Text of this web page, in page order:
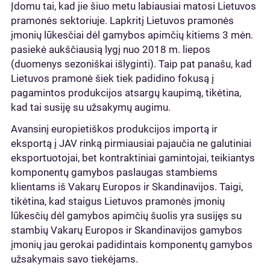
Įdomu tai, kad jie šiuo metu labiausiai matosi Lietuvos
pramonės sektoriuje. Lapkritį Lietuvos pramonės
įmonių lūkesčiai dėl gamybos apimčių kitiems 3 mėn.
pasiekė aukščiausią lygį nuo 2018 m. liepos
(duomenys sezoniškai išlyginti). Taip pat panašu, kad
Lietuvos pramonė šiek tiek padidino fokusą į
pagamintos produkcijos atsargų kaupimą, tikėtina,
kad tai susiję su užsakymų augimu.
Avansinį europietiškos produkcijos importą ir
eksportą į JAV rinką pirmiausiai pajaučia ne galutiniai
eksportuotojai, bet kontraktiniai gamintojai, teikiantys
komponentų gamybos paslaugas stambiems
klientams iš Vakarų Europos ir Skandinavijos. Taigi,
tikėtina, kad staigus Lietuvos pramonės įmonių
lūkesčių dėl gamybos apimčių šuolis yra susijęs su
stambių Vakarų Europos ir Skandinavijos gamybos
įmonių jau gerokai padidintais komponentų gamybos
užsakymais savo tiekėjams.